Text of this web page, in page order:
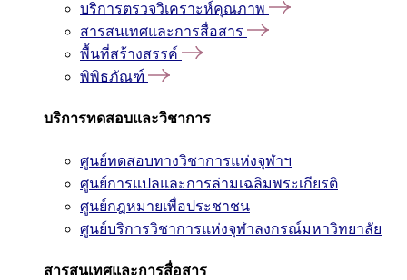
บริการตรวจวิเคราะห์คุณภาพ
สารสนเทศและการสื่อสาร
พื้นที่สร้างสรรค์
พิพิธภัณฑ์
บริการทดสอบและวิชาการ
ศูนย์ทดสอบทางวิชาการแห่งจุฬาฯ
ศูนย์การแปลและการล่ามเฉลิมพระเกียรติ
ศูนย์กฎหมายเพื่อประชาชน
ศูนย์บริการวิชาการแห่งจุฬาลงกรณ์มหาวิทยาลัย
สารสนเทศและการสื่อสาร